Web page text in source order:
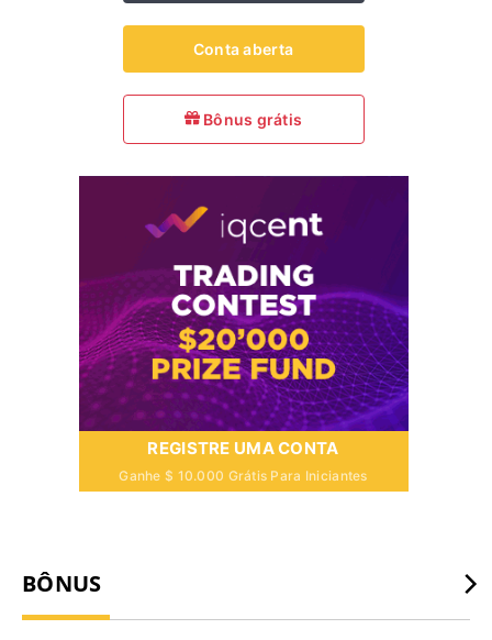
Conta aberta
Bônus grátis
REGISTRE UMA CONTA
Ganhe $ 10.000 Grátis Para Iniciantes
BÔNUS